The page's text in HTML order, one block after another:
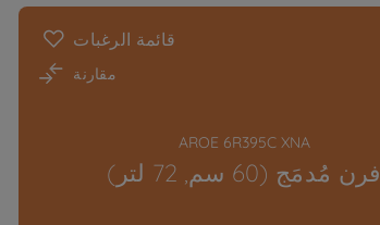
قائمة الرغبات
مقارنة
AROE 6R395C XNA
فرن مُدمَج (60 سم, 72 لتر)